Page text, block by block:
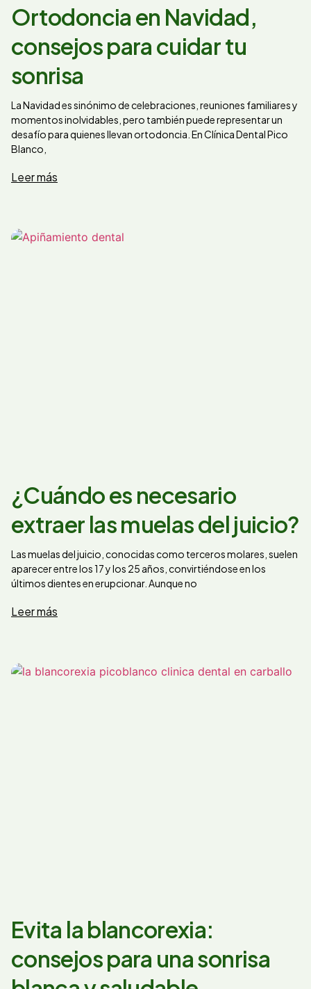
Ortodoncia en Navidad,
consejos para cuidar tu
sonrisa
La Navidad es sinónimo de celebraciones, reuniones familiares y
momentos inolvidables, pero también puede representar un
desafío para quienes llevan ortodoncia. En Clínica Dental Pico
Blanco,
Leer más
¿Cuándo es necesario
extraer las muelas del juicio?
Las muelas del juicio, conocidas como terceros molares, suelen
aparecer entre los 17 y los 25 años, convirtiéndose en los
últimos dientes en erupcionar. Aunque no
Leer más
Evita la blancorexia:
consejos para una sonrisa